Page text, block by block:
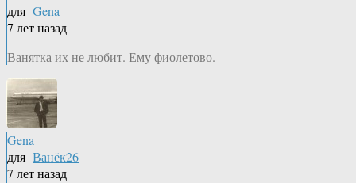
для Gena
7 лет назад
Ванятка их не любит. Ему фиолетово.
Gena
для Ванёк26
7 лет назад